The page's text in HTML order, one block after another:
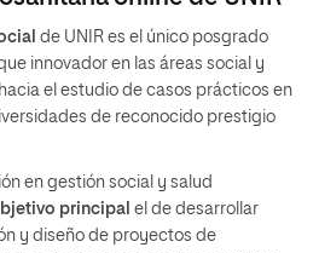
de UNIR es el único posgrado
innovador en las áreas social y
el estudio de casos prácticos en
de reconocido prestigio
en gestión social y salud
principal el de desarrollar
y diseño de proyectos de